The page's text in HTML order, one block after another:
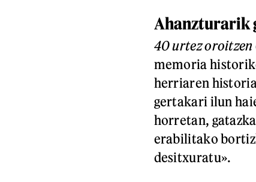
Ahanzturarik
40 urtez oroitzen
memoria
herriaren
gertakari ilun
horretan,
erabilitako
desitxuratu».